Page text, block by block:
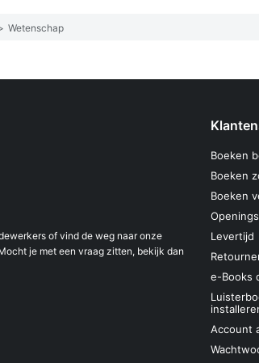
Wetenschap
of vind de weg naar onze
je met een vraag zitten, bekijk dan
Boeken
Boeken
Boeken
Levertijd
e-Books
Account